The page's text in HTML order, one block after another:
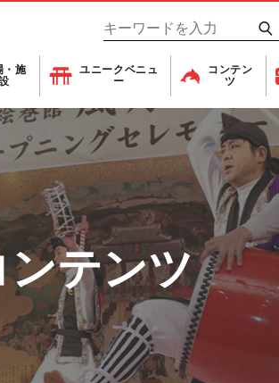
・施
ユニークベニュ
ー
コンテン
ツ
ンテンツ